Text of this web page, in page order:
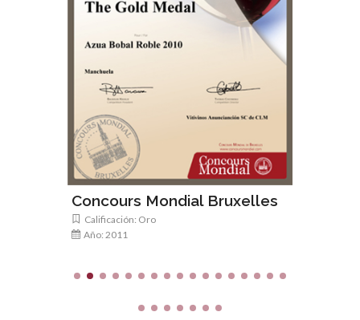
Concours Mondial Bruxelles
Calificación: Oro
Año: 2011